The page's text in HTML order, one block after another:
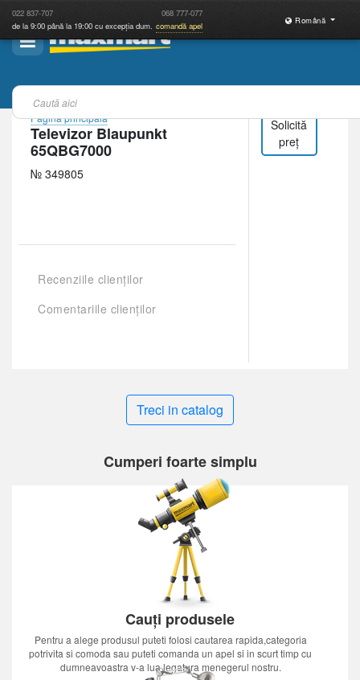
022 837-707 068 777-077
de la 9:00 până la 19:00 cu excepția dum. comandă apel
Română
Pagina principală
Televizor Blaupunkt
65QBG7000
№ 349805
Recenziile clienților
Comentariile clienților
Solicită
preț
Treci in catalog
Cumperi foarte simplu
Cauți produsele
Pentru a alege produsul puteti folosi cautarea rapida,categoria
potrivita si comoda sau puteti comanda un apel si in scurt timp cu
dumneavoastra v-a lua legatura menegerul nostru.